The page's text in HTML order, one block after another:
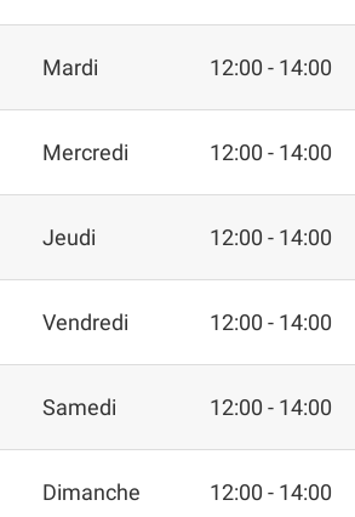
Mardi 12:00 - 14:00
Mercredi 12:00 - 14:00
Jeudi 12:00 - 14:00
Vendredi 12:00 - 14:00
Samedi 12:00 - 14:00
Dimanche 12:00 - 14:00